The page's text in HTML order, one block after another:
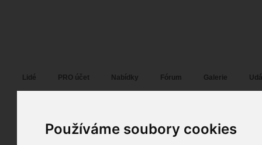
Používáme soubory cookies
Lidé PRO účet Nabídky Fórum Galerie